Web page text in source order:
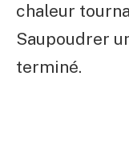
chaleur
Saupoudrer
terminé.